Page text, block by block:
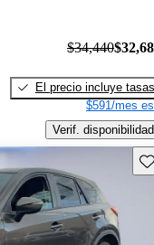
$34,440
El precio incluye tasas
$591/mes
Verif. disponibilidad